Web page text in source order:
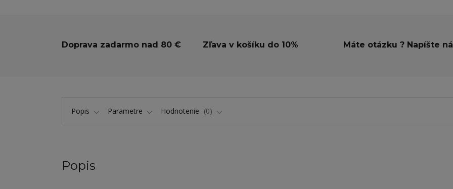
Doprava zadarmo nad 80 € Zľava v košíku do 10% Máte otázku ? Napíšte
Popis Parametre Hodnotenie 0
Popis